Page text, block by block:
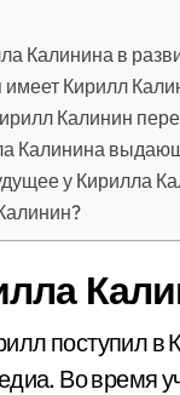
Калинина в
имеет Кирилл
Калинин
Калинина
у Кирилла
поступил в
Во время